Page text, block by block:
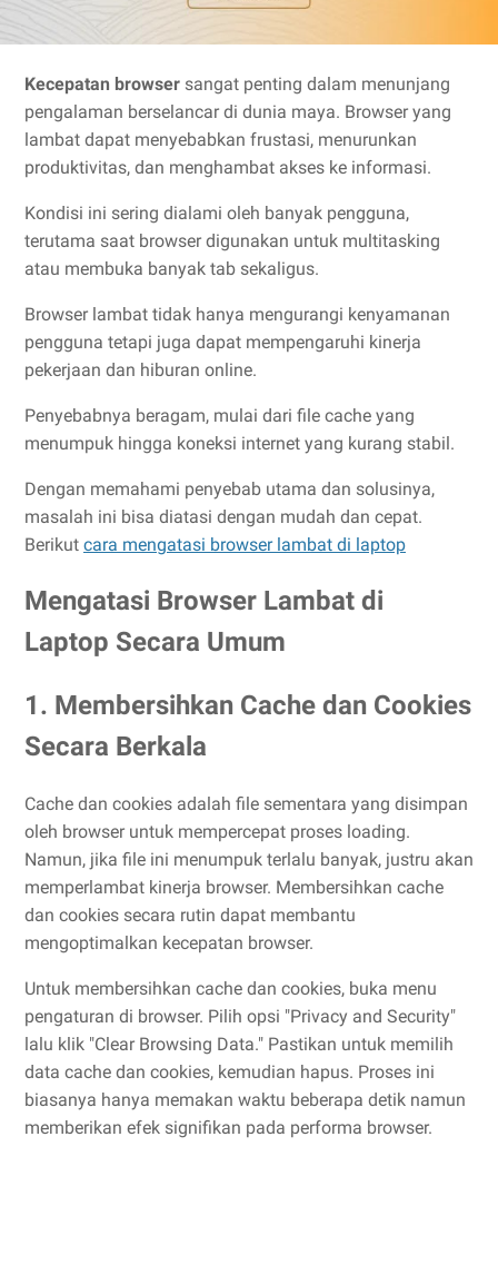
Kecepatan browser sangat penting dalam menunjang
pengalaman berselancar di dunia maya. Browser yang
lambat dapat menyebabkan frustasi, menurunkan
produktivitas, dan menghambat akses ke informasi.
Kondisi ini sering dialami oleh banyak pengguna,
terutama saat browser digunakan untuk multitasking
atau membuka banyak tab sekaligus.
Browser lambat tidak hanya mengurangi kenyamanan
pengguna tetapi juga dapat mempengaruhi kinerja
pekerjaan dan hiburan online.
Penyebabnya beragam, mulai dari file cache yang
menumpuk hingga koneksi internet yang kurang stabil.
Dengan memahami penyebab utama dan solusinya,
masalah ini bisa diatasi dengan mudah dan cepat.
Berikut cara mengatasi browser lambat di laptop
Mengatasi Browser Lambat di
Laptop Secara Umum
1. Membersihkan Cache dan Cookies
Secara Berkala
Cache dan cookies adalah file sementara yang disimpan
oleh browser untuk mempercepat proses loading.
Namun, jika file ini menumpuk terlalu banyak, justru akan
memperlambat kinerja browser. Membersihkan cache
dan cookies secara rutin dapat membantu
mengoptimalkan kecepatan browser.
Untuk membersihkan cache dan cookies, buka menu
pengaturan di browser. Pilih opsi "Privacy and Security"
lalu klik "Clear Browsing Data." Pastikan untuk memilih
data cache dan cookies, kemudian hapus. Proses ini
biasanya hanya memakan waktu beberapa detik namun
memberikan efek signifikan pada performa browser.